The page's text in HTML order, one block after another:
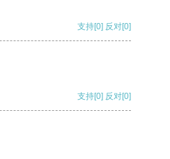
支持[0] 反对[0]
支持[0] 反对[0]